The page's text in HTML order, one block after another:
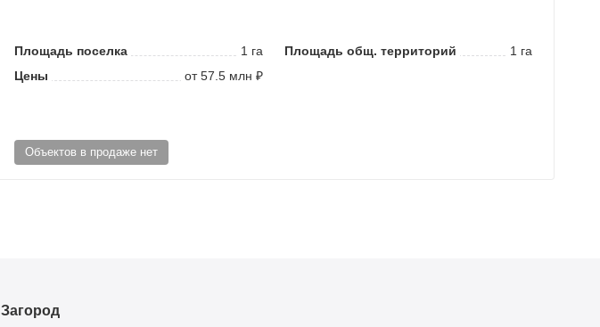
Площадь поселка 1 га Площадь общ. территорий
1 га
Цены
от 57.5 млн ₽
Объектов в продаже нет
Загород